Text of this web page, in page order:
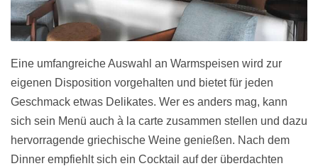
Eine umfangreiche Auswahl an Warmspeisen wird zur
eigenen Disposition vorgehalten und bietet für jeden
Geschmack etwas Delikates. Wer es anders mag, kann
sich sein Menü auch à la carte zusammen stellen und dazu
hervorragende griechische Weine genießen. Nach dem
Dinner empfiehlt sich ein Cocktail auf der überdachten